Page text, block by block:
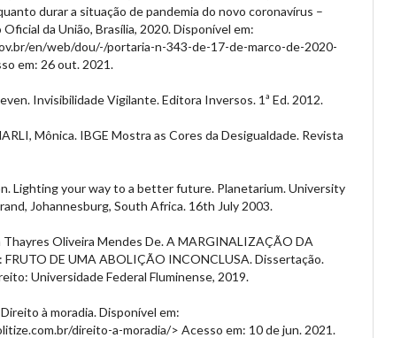
durar a situação de pandemia do novo coronavírus –
da União, Brasília, 2020. Disponível em:
en/web/dou/-/portaria-n-343-de-17-de-marco-de-2020-
em: 26 out. 2021.
Invisibilidade Vigilante. Editora Inversos. 1ª Ed. 2012.
Mônica. IBGE Mostra as Cores da Desigualdade. Revista
Lighting your way to a better future. Planetarium. University
Johannesburg, South Africa. 16th July 2003.
Thayres Oliveira Mendes De. A MARGINALIZAÇÃO DA
FRUTO DE UMA ABOLIÇÃO INCONCLUSA. Dissertação.
Universidade Federal Fluminense, 2019.
Direito à moradia. Disponível em:
direito-a-moradia/> Acesso em: 10 de jun. 2021.